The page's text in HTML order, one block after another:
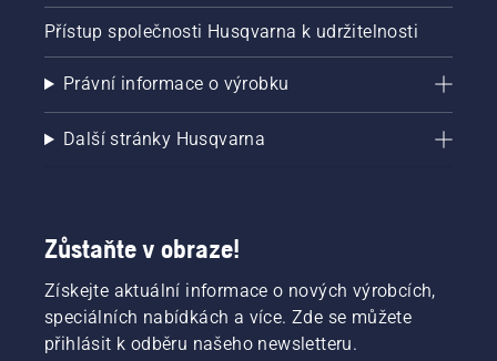
Přístup společnosti Husqvarna k udržitelnosti
Právní informace o výrobku
Další stránky Husqvarna
Zůstaňte v obraze!
Získejte aktuální informace o nových výrobcích,
speciálních nabídkách a více. Zde se můžete
přihlásit k odběru našeho newsletteru.